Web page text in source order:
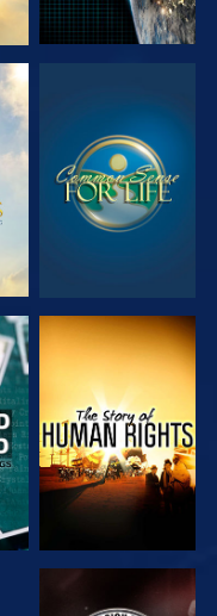
ANSEHEN
ANSEHEN